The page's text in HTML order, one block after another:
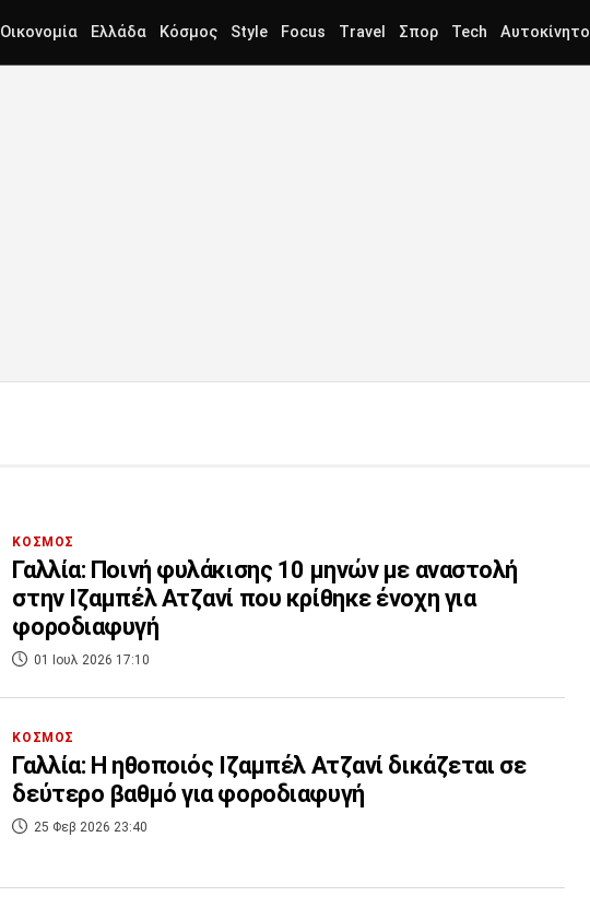
Οικονομία Ελλάδα Κόσμος Style Focus Travel Σπορ Tech Αυτοκίνητο
ΚΟΣΜΟΣ
Γαλλία: Ποινή φυλάκισης 10 μηνών με αναστολή
στην Ιζαμπέλ Ατζανί που κρίθηκε ένοχη για
φοροδιαφυγή
01 Ιουλ 2026 17:10
ΚΟΣΜΟΣ
Γαλλία: Η ηθοποιός Ιζαμπέλ Ατζανί δικάζεται σε
δεύτερο βαθμό για φοροδιαφυγή
25 Φεβ 2026 23:40